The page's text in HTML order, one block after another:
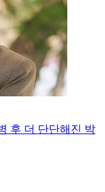
후 더 단단해진 박